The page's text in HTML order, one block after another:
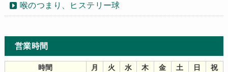
喉のつまり、ヒステリー球
営業時間
時間 月 火 水 木 金 土 日
祝